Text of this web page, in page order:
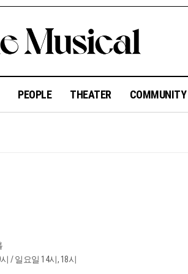
PEOPLE THEATER COMMUNITY
/ 일요일 14시, 18시